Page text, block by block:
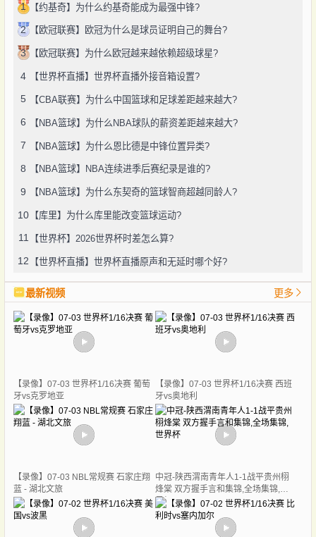
1 【约基奇】为什么约基奇能成为最强中锋?
2 【欧冠联赛】欧冠为什么是球员证明自己的舞台?
3 【欧冠联赛】为什么欧冠越来越依赖超级球星?
4 【世界杯直播】世界杯直播外接音箱设置?
5 【CBA联赛】为什么中国篮球和足球差距越来越大?
6 【NBA篮球】为什么NBA球队的薪资差距越来越大?
7 【NBA篮球】为什么恩比德是中锋位置异类?
8 【NBA篮球】NBA连续进季后赛纪录是谁的?
9 【NBA篮球】为什么东契奇的篮球智商超越同龄人?
10 【库里】为什么库里能改变篮球运动?
11 【世界杯】2026世界杯时差怎么算?
12 【世界杯直播】世界杯直播原声和无延时哪个好?
最新视频 更多
【录像】07-03 世界杯1/16决赛 葡萄
牙vs克罗地亚
【录像】07-03 世界杯1/16决赛 西班
牙vs奥地利
【录像】07-03 NBL常规赛 石家庄翔
蓝 - 湖北文旅
中冠-陕西渭南青年人1-1战平贵州栩
烽棠 双方握手言和集锦,全场集锦,世
界杯